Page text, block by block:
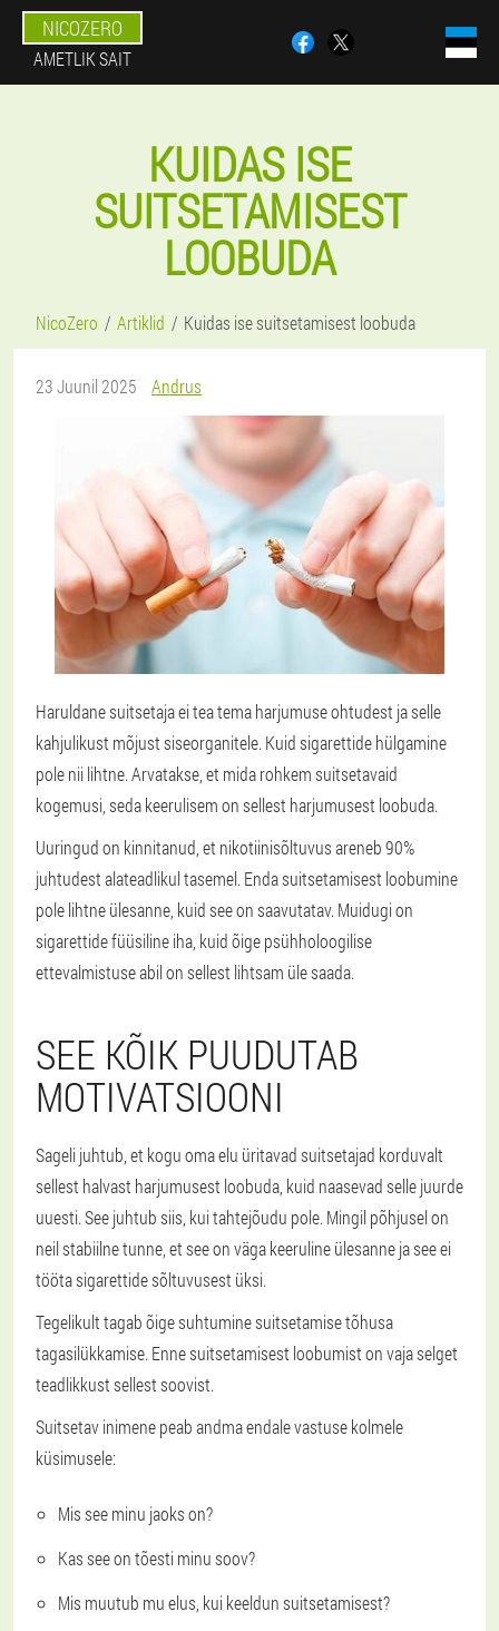
NICOZERO
AMETLIK SAIT
KUIDAS ISE
SUITSETAMISEST
LOOBUDA
NicoZero Artiklid Kuidas ise suitsetamisest loobuda
23 Juunil 2025 Andrus
Haruldane suitsetaja ei tea tema harjumuse ohtudest ja selle
kahjulikust mõjust siseorganitele. Kuid sigarettide hülgamine
pole nii lihtne. Arvatakse, et mida rohkem suitsetavaid
kogemusi, seda keerulisem on sellest harjumusest loobuda.
Uuringud on kinnitanud, et nikotiinisõltuvus areneb 90%
juhtudest alateadlikul tasemel. Enda suitsetamisest loobumine
pole lihtne ülesanne, kuid see on saavutatav. Muidugi on
sigarettide füüsiline iha, kuid õige psühholoogilise
ettevalmistuse abil on sellest lihtsam üle saada.
SEE KÕIK PUUDUTAB
MOTIVATSIOONI
Sageli juhtub, et kogu oma elu üritavad suitsetajad korduvalt
sellest halvast harjumusest loobuda, kuid naasevad selle juurde
uuesti. See juhtub siis, kui tahtejõudu pole. Mingil põhjusel on
neil stabiilne tunne, et see on väga keeruline ülesanne ja see ei
tööta sigarettide sõltuvusest üksi.
Tegelikult tagab õige suhtumine suitsetamise tõhusa
tagasilükkamise. Enne suitsetamisest loobumist on vaja selget
teadlikkust sellest soovist.
Suitsetav inimene peab andma endale vastuse kolmele
küsimusele:
Mis see minu jaoks on?
Kas see on tõesti minu soov?
Mis muutub mu elus, kui keeldun suitsetamisest?